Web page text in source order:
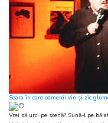
Seara în care oamenii vin și zic
Vrei să urci pe scenă? Sună-l pe